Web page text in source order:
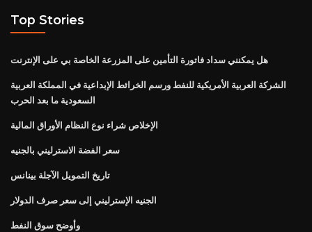
Top Stories
هل يمكنني سداد فاتورة التأمين على المزرعة الخاصة بي على الإنترنت
الشركة العربية الأمريكية للنفط ورسم الخرائط الإبداعية في المملكة العربية
السعودية ما بعد الحرب
الإخلاص شراء نوع النظام الأوراق المالية
سعر الفضة الاسترليني بالجنيه
تاريخ التمويل الآجلة بينانس
الجنيه الإسترليني إلى سعر صرف الدولار
وأوضح سوق النفط